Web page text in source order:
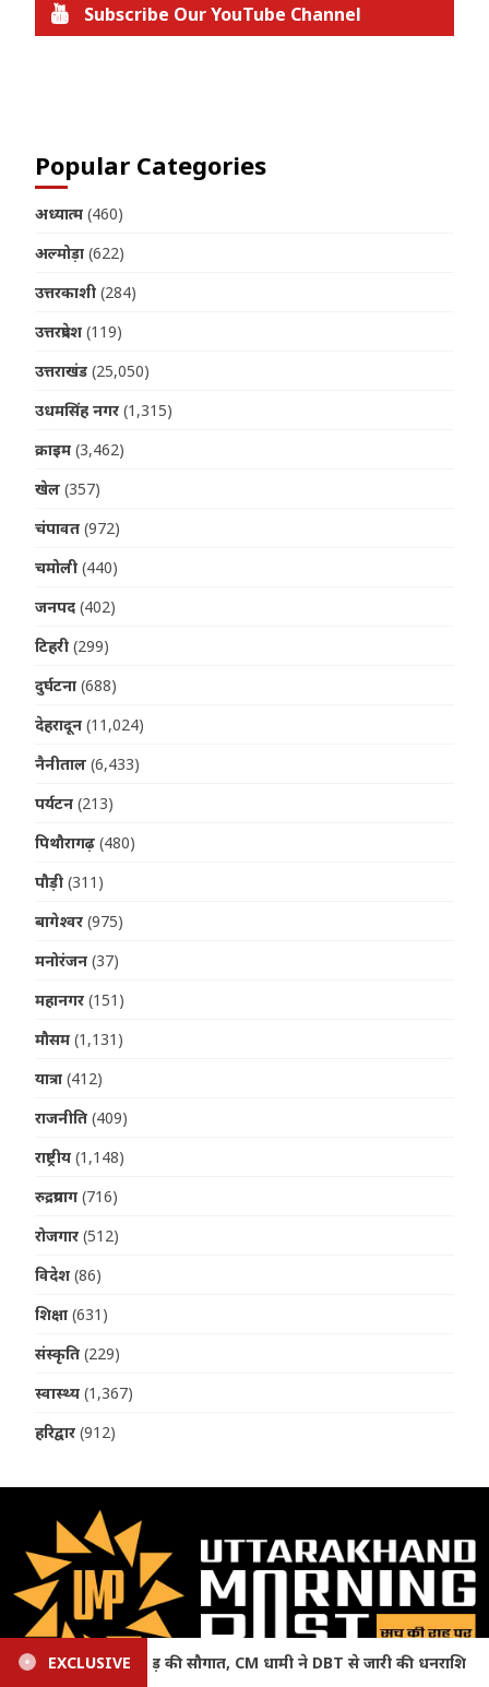
Subscribe Our YouTube Channel
Popular Categories
अध्यात्म (460)
अल्मोड़ा (622)
उत्तरकाशी (284)
उत्तरप्रदेश (119)
उत्तराखंड (25,050)
उधमसिंह नगर (1,315)
क्राइम (3,462)
खेल (357)
चंपावत (972)
चमोली (440)
जनपद (402)
टिहरी (299)
दुर्घटना (688)
देहरादून (11,024)
नैनीताल (6,433)
पर्यटन (213)
पिथौरागढ़ (480)
पौड़ी (311)
बागेश्वर (975)
मनोरंजन (37)
महानगर (151)
मौसम (1,131)
यात्रा (412)
राजनीति (409)
राष्ट्रीय (1,148)
रुद्रप्रयाग (716)
रोजगार (512)
विदेश (86)
शिक्षा (631)
संस्कृति (229)
स्वास्थ्य (1,367)
हरिद्वार (912)
EXCLUSIVE
की धनराशि Uttarakhand Weather: मानसून बरकरार, आज